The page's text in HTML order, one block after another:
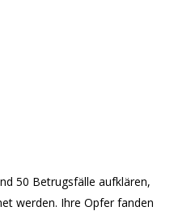
50 Betrugsfälle aufklären,
werden. Ihre Opfer fanden